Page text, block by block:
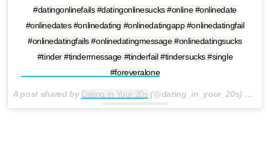
#datingonlinefails #datingonlinesucks #online #onlinedate
#onlinedates #onlinedating #onlinedatingapp #onlinedatingfail
#onlinedatingfails #onlinedatingmessage #onlinedatingsucks
#tinder #tindermessage #tinderfail #tindersucks #single
#foreveralone
A post shared by Dating In Your 20s (@dating_in_your_20s) on